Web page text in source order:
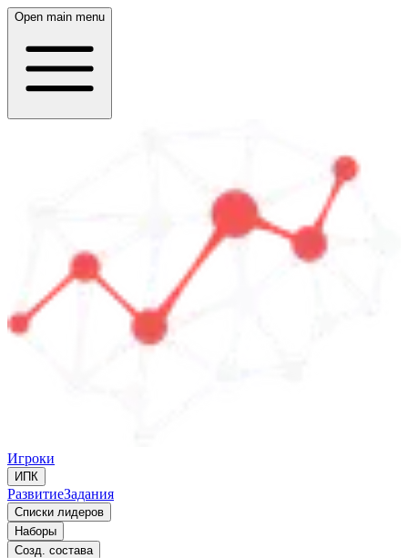
Open main menu
Игроки
ИПК
РазвитиеЗадания
Списки лидеров
Наборы
Созд. состава